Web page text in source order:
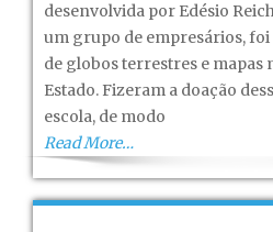
desenvolvida por Edésio
um grupo de empresários, foi
de globos terrestres e mapas
Estado. Fizeram a doação
escola, de modo
Read More…